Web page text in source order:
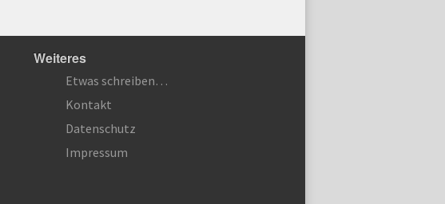
Weiteres
Etwas schreiben…
Kontakt
Datenschutz
Impressum